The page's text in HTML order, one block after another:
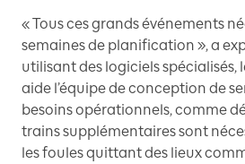
« Tous ces grands événements
semaines de planification », a
utilisant des logiciels spécialisés,
aide l’équipe de conception de
besoins opérationnels, comme
trains supplémentaires sont
les foules quittant des lieux